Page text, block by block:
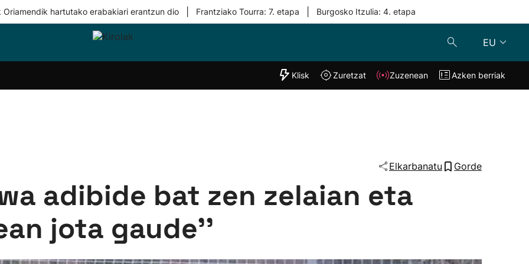
Oriamendik hartutako erabakiari erantzun dio Frantziako Tourra: 7. etapa Burgosko Itzulia: 4. etapa
EU
Taldeak
"Helmuga"
Klisk Zuzenean
Klisk Zuretzat Zuzenean Azken berriak
Elkarbanatu Gorde
adibide bat zen zelaian eta
jota gaude''